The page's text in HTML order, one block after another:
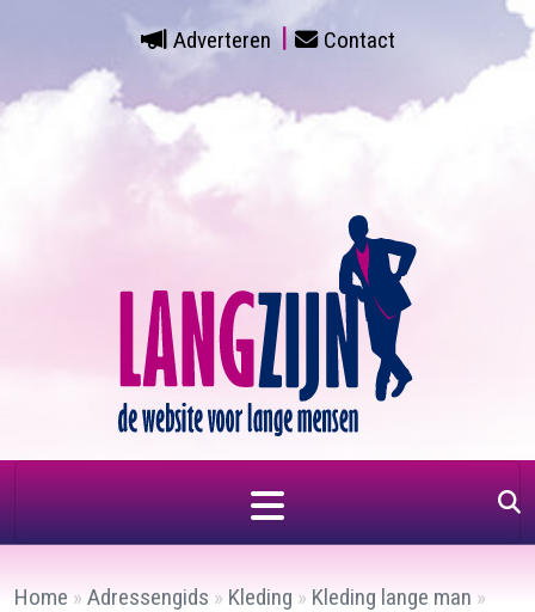
Adverteren Contact
Home » Adressengids » Kleding » Kleding lange man »